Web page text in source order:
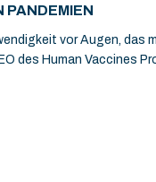
PANDEMIEN
vor Augen, das
des Human Vaccines